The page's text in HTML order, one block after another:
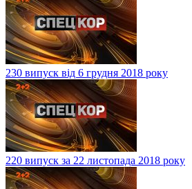
230 випуск від 6 грудня 2018 року
220 випуск за 22 листопада 2018 року